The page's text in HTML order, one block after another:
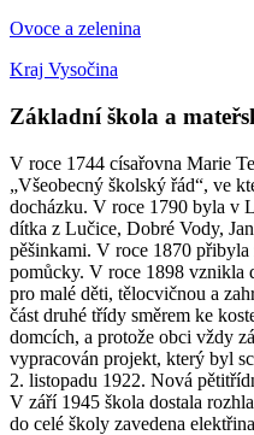
Ovoce a zelenina
Kraj Vysočina
Základní škola a
V roce 1744 císařovna Marie
„Všeobecný školský řád“, ve
docházku. V roce 1790 byla v
dítka z Lučice, Dobré Vody,
pěšinkami. V roce 1870
pomůcky. V roce 1898 vznikla
pro malé děti, tělocvičnou a
část druhé třídy směrem ke
domcích, a protože obci vždy
vypracován projekt, který byl
2. listopadu 1922. Nová
V září 1945 škola dostala
do celé školy zavedena